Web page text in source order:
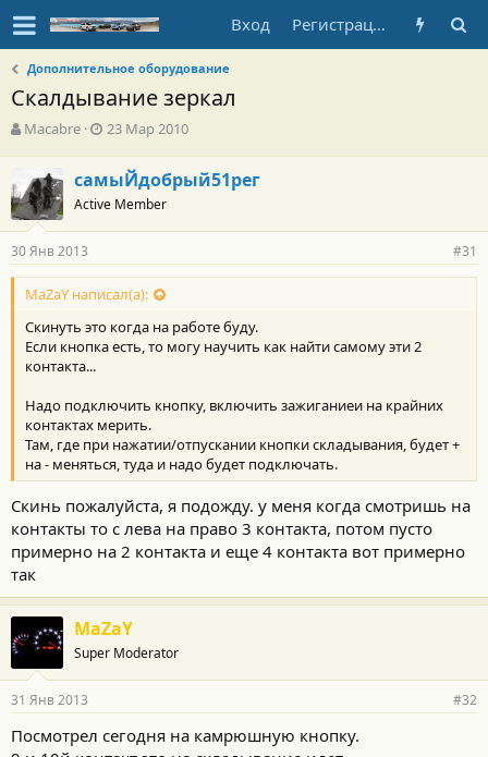
Вход Регистрация
Дополнительное оборудование
Скалдывание зеркал
А
о
р
т
е
м
ы
Macabre
Д
а
н
а
л
а
23 Мар 2010
самыЙдобрый51рег
Active Member
30 Янв 2013 #31
MaZaY написал(а):
Скинуть это когда на работе буду.
Если кнопка есть, то могу научить как найти самому эти 2
контакта...
Надо подключить кнопку, включить зажиганиеи на крайних
контактах мерить.
Там, где при нажатии/отпускании кнопки складывания, будет +
на - меняться, туда и надо будет подключать.
Скинь пожалуйста, я подожду. у меня когда смотришь на
контакты то с лева на право 3 контакта, потом пусто
примерно на 2 контакта и еще 4 контакта вот примерно
так
MaZaY
Super Moderator
31 Янв 2013 #32
Посмотрел сегодня на камрюшную кнопку.